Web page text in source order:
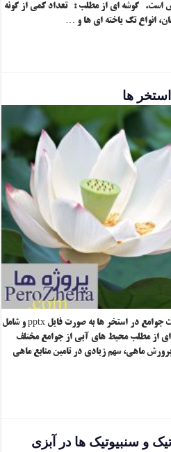
ویرایش است. گوشه ای از مطلب : تعداد کمی از گونه
انواع تک یاخته ای ها و …
استخر ها
پاورپوینت جوامع در استخر ها پاورپوینت جوامع در استخر ها به صورت فایل pptx و شامل
ای از مطلب محیط های آبی از جوامع مختلف
ماهی، سهم زیادی در تامین منابع ماهی
و سنبیوتیک ها در آبزی